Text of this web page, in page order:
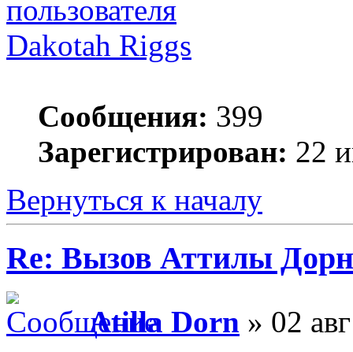
Dakotah Riggs
Сообщения: 399
Зарегистрирован: 22
Вернуться к началу
Re: Вызов Аттилы
Atilla Dorn » 02